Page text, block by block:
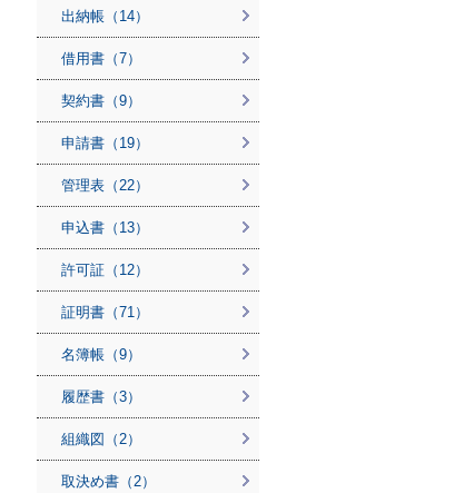
出納帳（14）
借用書（7）
契約書（9）
申請書（19）
管理表（22）
申込書（13）
許可証（12）
証明書（71）
名簿帳（9）
履歴書（3）
組織図（2）
取決め書（2）